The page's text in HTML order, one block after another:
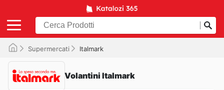
Supermercati Italmark
Volantini Italmark